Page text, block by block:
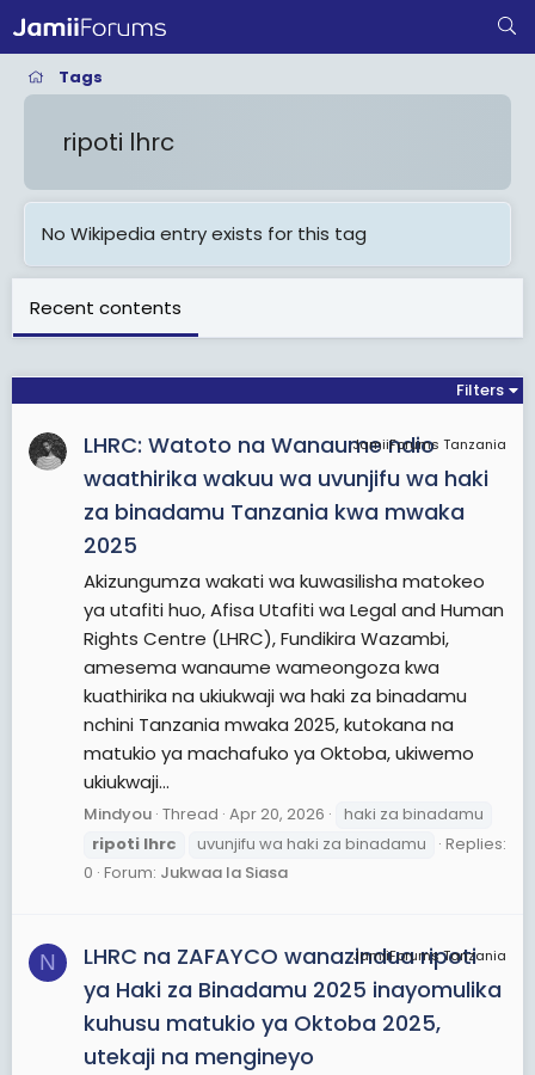
Tags
ripoti lhrc
No Wikipedia entry exists for this tag
Recent contents
Filters
JamiiForums Tanzania
LHRC: Watoto na Wanaume ndio
waathirika wakuu wa uvunjifu wa haki
za binadamu Tanzania kwa mwaka
2025
Akizungumza wakati wa kuwasilisha matokeo
ya utafiti huo, Afisa Utafiti wa Legal and Human
Rights Centre (LHRC), Fundikira Wazambi,
amesema wanaume wameongoza kwa
kuathirika na ukiukwaji wa haki za binadamu
nchini Tanzania mwaka 2025, kutokana na
matukio ya machafuko ya Oktoba, ukiwemo
ukiukwaji...
Mindyou Thread Apr 20, 2026
haki za binadamu
ripoti lhrc uvunjifu wa haki za binadamu
Replies:
0 Forum: Jukwaa la Siasa
N JamiiForums Tanzania
LHRC na ZAFAYCO wanazindua ripoti
ya Haki za Binadamu 2025 inayomulika
kuhusu matukio ya Oktoba 2025,
utekaji na mengineyo